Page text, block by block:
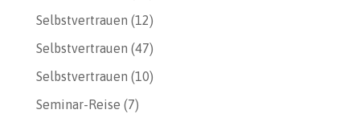
Selbstvertrauen (12)
Selbstvertrauen (47)
Selbstvertrauen (10)
Seminar-Reise (7)